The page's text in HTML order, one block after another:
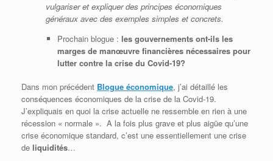
vulgariser et expliquer des principes économiques
généraux avec des exemples simples et concrets.
Prochain blogue : les gouvernements ont-ils les
marges de manœuvre financières nécessaires pour
lutter contre la crise du Covid-19?
Dans mon précédent Blogue économique, j’ai détaillé les
conséquences économiques de la crise de la Covid-19.
J’expliquais en quoi la crise actuelle ne ressemble en rien à une
récession « normale ». A la fois plus grave et plus aigüe qu’une
crise économique standard, c’est une essentiellement une crise
de liquidités…